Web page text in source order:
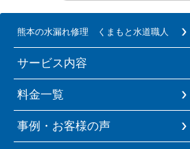
熊本の水漏れ修理 くまもと水道職人
サービス内容
料金一覧
事例・お客様の声